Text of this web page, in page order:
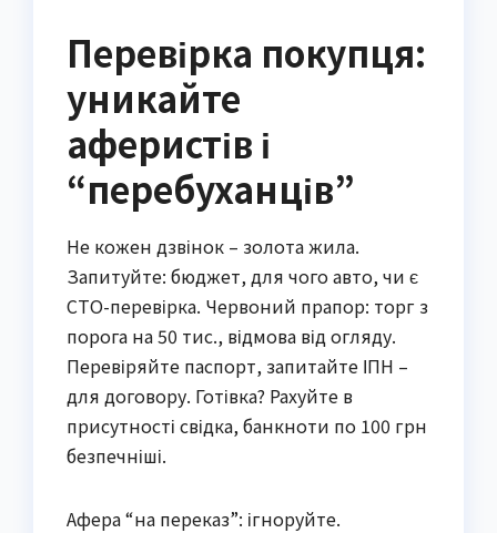
Перевірка покупця:
уникайте
аферистів і
“перебуханців”
Не кожен дзвінок – золота жила.
Запитуйте: бюджет, для чого авто, чи є
СТО-перевірка. Червоний прапор: торг з
порога на 50 тис., відмова від огляду.
Перевіряйте паспорт, запитайте ІПН –
для договору. Готівка? Рахуйте в
присутності свідка, банкноти по 100 грн
безпечніші.
Афера “на переказ”: ігноруйте.